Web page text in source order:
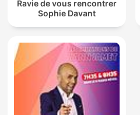
Ravie de vous rencontrer
Sophie Davant